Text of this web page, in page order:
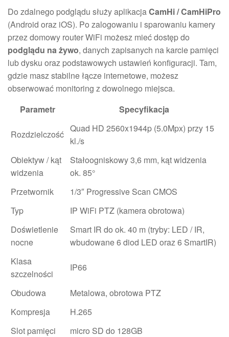
Do zdalnego podglądu służy aplikacjaCamHi / CamHiPro
(Android oraz iOS). Po zalogowaniu i sparowaniu kamery
przez domowy router WiFi możesz mieć dostęp do
podglądu na żywo, danych zapisanych na karcie pamięci
lub dysku oraz podstawowych ustawień konfiguracji. Tam,
gdzie masz stabilne łącze internetowe, możesz
obserwować monitoring z dowolnego miejsca.
Parametr
Specyfikacja
Rozdzielczość
Quad HD 2560x1944p (5.0Mpx) przy 15
kl./s
Obiektyw / kąt
widzenia
Stałoogniskowy 3,6 mm, kąt widzenia
ok. 85°
Przetwornik
1/3″ Progressive Scan CMOS
Typ
IP WiFi PTZ (kamera obrotowa)
Doświetlenie
nocne
Smart IR do ok. 40 m (tryby: LED / IR,
wbudowane 6 diod LED oraz 6 SmartIR)
Klasa
szczelności
IP66
Obudowa
Metalowa, obrotowa PTZ
Kompresja
H.265
Slot pamięci
micro SD do 128GB